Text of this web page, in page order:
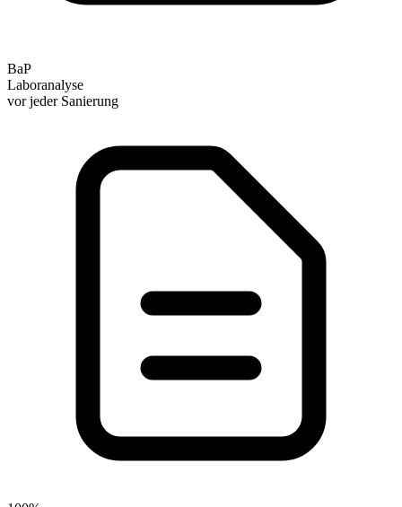
BaP
Laboranalyse
vor jeder Sanierung